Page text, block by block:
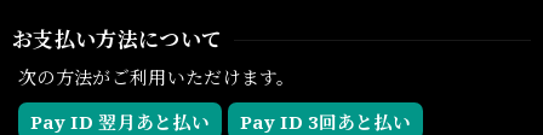
お支払い方法について
次の方法がご利用いただけます。
Pay ID 翌月あと払い
Pay ID 3回あと払い